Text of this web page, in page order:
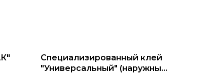
Специализированный клей
"Универсальный" (наружные